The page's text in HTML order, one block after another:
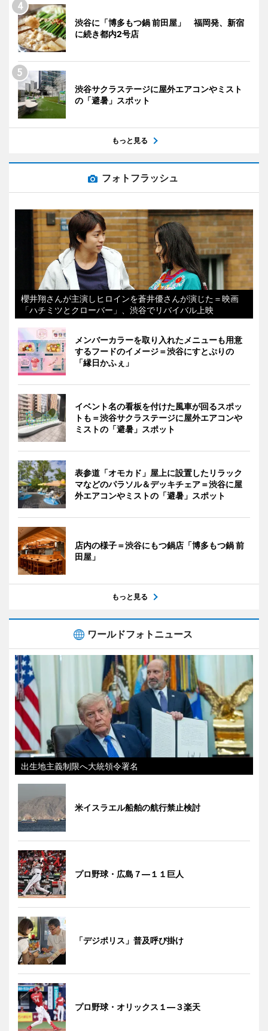
渋谷に「博多もつ鍋 前田屋」 福岡発、新宿
に続き都内2号店
渋谷サクラステージに屋外エアコンやミスト
の「避暑」スポット
もっと見る
フォトフラッシュ
櫻井翔さんが主演しヒロインを蒼井優さんが演じた＝映画
「ハチミツとクローバー」、渋谷でリバイバル上映
メンバーカラーを取り入れたメニューも用意
するフードのイメージ＝渋谷にすとぷりの
「縁日かふぇ」
イベント名の看板を付けた風車が回るスポッ
トも＝渋谷サクラステージに屋外エアコンや
ミストの「避暑」スポット
表参道「オモカド」屋上に設置したリラック
マなどのパラソル＆デッキチェア＝渋谷に屋
外エアコンやミストの「避暑」スポット
店内の様子＝渋谷にもつ鍋店「博多もつ鍋 前
田屋」
もっと見る
ワールドフォトニュース
出生地主義制限へ大統領令署名
米イスラエル船舶の航行禁止検討
プロ野球・広島７―１１巨人
「デジポリス」普及呼び掛け
プロ野球・オリックス１―３楽天